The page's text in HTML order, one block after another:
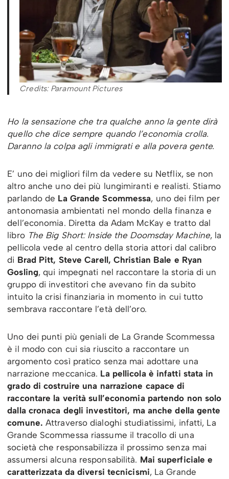
Credits: Paramount Pictures
Ho la sensazione che tra qualche anno la gente dirà
quello che dice sempre quando l’economia crolla.
Daranno la colpa agli immigrati e alla povera gente.
E’ uno dei migliori film da vedere su Netflix, se non
altro anche uno dei più lungimiranti e realisti. Stiamo
parlando de La Grande Scommessa, uno dei film per
antonomasia ambientati nel mondo della finanza e
dell’economia. Diretta da Adam McKay e tratto dal
libro The Big Short: Inside the Doomsday Machine, la
pellicola vede al centro della storia attori dal calibro
di Brad Pitt, Steve Carell, Christian Bale e Ryan
Gosling, qui impegnati nel raccontare la storia di un
gruppo di investitori che avevano fin da subito
intuito la crisi finanziaria in momento in cui tutto
sembrava raccontare l’età dell’oro.
Uno dei punti più geniali de La Grande Scommessa
è il modo con cui sia riuscito a raccontare un
argomento così pratico senza mai adottare una
narrazione meccanica. La pellicola è infatti stata in
grado di costruire una narrazione capace di
raccontare la verità sull’economia partendo non solo
dalla cronaca degli investitori, ma anche della gente
comune.Attraverso dialoghi studiatissimi, infatti, La
Grande Scommessa riassume il tracollo di una
società che responsabilizza il prossimo senza mai
assumersi alcuna responsabilità. Mai superficiale e
caratterizzata da diversi tecnicismi, La Grande